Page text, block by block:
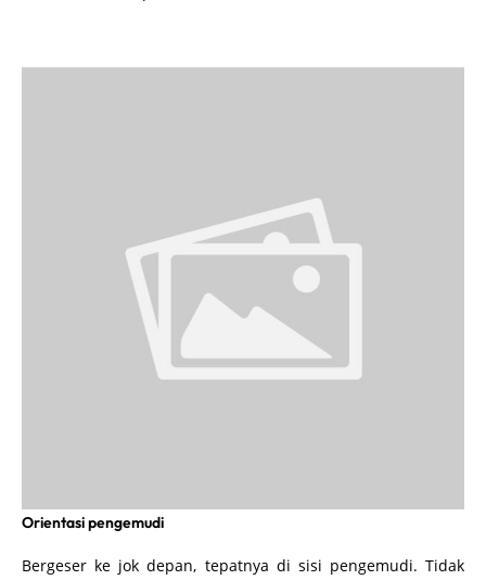
Orientasi pengemudi
Bergeser ke jok depan, tepatnya di sisi pengemudi. Tidak